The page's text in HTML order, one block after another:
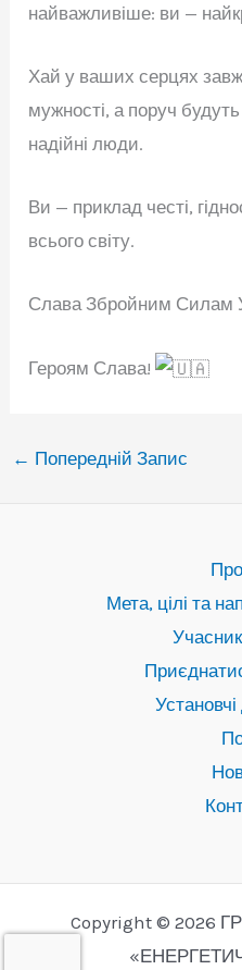
найважливіше: ви —
Хай у ваших серцях
мужності, а поруч
надійні люди.
Ви — приклад честі,
всього світу.
Слава Збройним Силам
Героям Слава!
← Попередній Запис
Мета, цілі та
Copyright © 2026